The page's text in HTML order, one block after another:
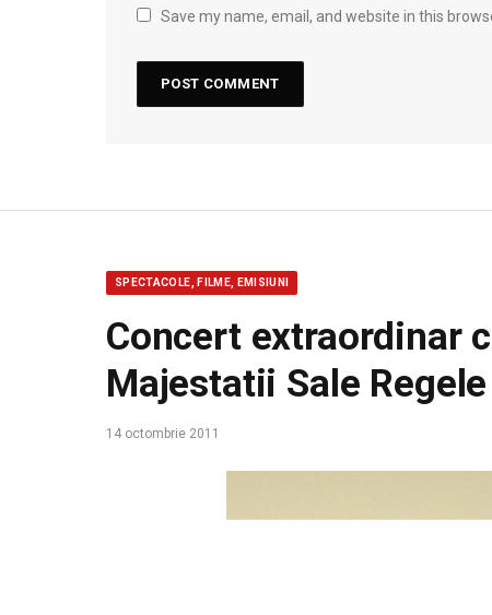
Save my name, email, and website in this
SPECTACOLE, FILME, EMISIUNI
Concert extraordinar
Majestatii Sale
14 octombrie 2011